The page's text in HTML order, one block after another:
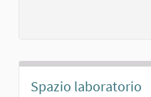
Spazio laboratorio